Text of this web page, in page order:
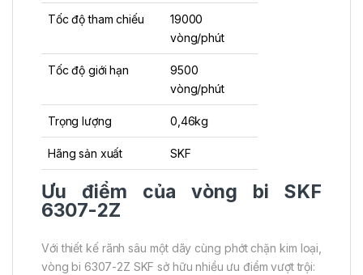
Tốc độ tham chiếu
19000
vòng/phút
Tốc độ giới hạn
9500
vòng/phút
Trọng lượng 0,46kg
Hãng sản xuất SKF
Ưu điểm của vòng bi SKF
6307-2Z
Với thiết kế rãnh sâu một dãy cùng phớt chặn kim loại,
vòng bi 6307-2Z SKF sở hữu nhiều ưu điểm vượt trội: